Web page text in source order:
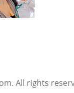
All rights